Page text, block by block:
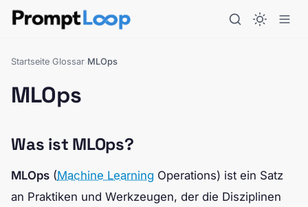
Startseite Glossar MLOps
MLOps
Was ist MLOps?
MLOps (Machine Learning Operations) ist ein Satz
an Praktiken und Werkzeugen, der die Disziplinen